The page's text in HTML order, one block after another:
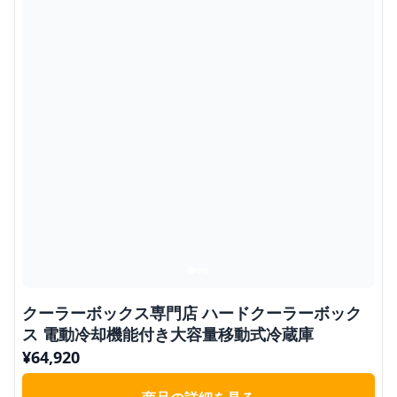
クーラーボックス専門店 ハードクーラーボック
ス 電動冷却機能付き大容量移動式冷蔵庫
¥64,920